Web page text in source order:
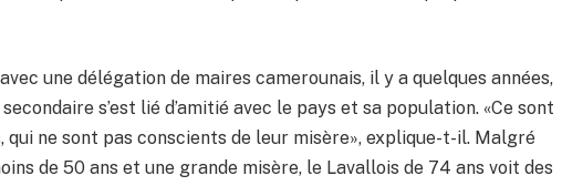
une délégation de maires camerounais, il y a quelques années,
s’est lié d’amitié avec le pays et sa population. «Ce sont
ne sont pas conscients de leur misère», explique-t-il. Malgré
de 50 ans et une grande misère, le Lavallois de 74 ans voit des